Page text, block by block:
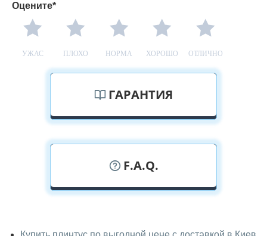
Оцените*
УЖАС ПЛОХО НОРМА ХОРОШО ОТЛИЧНО
ГАРАНТИЯ
F.A.Q.
вживую?